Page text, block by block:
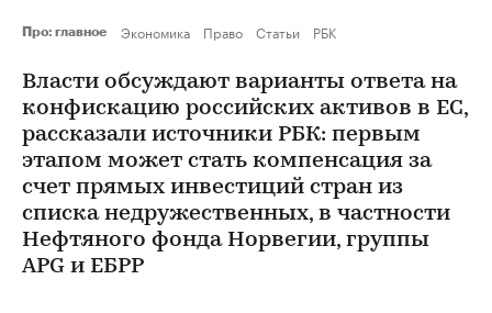
Про: главное Экономика Право Статьи РБК
Власти обсуждают варианты ответа на
конфискацию российских активов в ЕС,
рассказали источники РБК: первым
этапом может стать компенсация за
счет прямых инвестиций стран из
списка недружественных, в частности
Нефтяного фонда Норвегии, группы
APG и ЕБРР